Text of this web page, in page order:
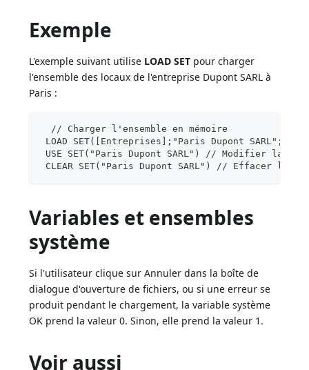
Exemple
L'exemple suivant utilise LOAD SET pour charger
l'ensemble des locaux de l'entreprise Dupont SARL à
Paris :
// Charger l'ensemble en mémoire
LOAD SET([Entreprises];"Paris Dupont
USE SET("Paris Dupont SARL") // Modifier la
CLEAR SET("Paris Dupont SARL") // Effacer
Variables et ensembles
système
Si l'utilisateur clique sur Annuler dans la boîte de
dialogue d'ouverture de fichiers, ou si une erreur se
produit pendant le chargement, la variable système
OK prend la valeur 0. Sinon, elle prend la valeur 1.
Voir aussi